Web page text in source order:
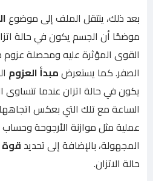
بعد ذلك، ينتقل الملف إلى موضوع
موضحًا أن الجسم يكون في حالة
القوى المؤثرة عليه ومحصلة
الصفر. كما يستعرضمبدأ العزوم
يكون في حالة اتزان عندما تتساوى
الساعة مع تلك التي بعكس
عملية مثل موازنة الأرجوحة
المجهولة، بالإضافة إلى تحديد قوة
حالة الاتزان.